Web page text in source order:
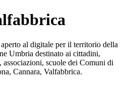
al digitale per il territorio della
Umbria destinato ai cittadini,
associazioni, scuole dei Comuni di
Cannara, Valfabbrica.